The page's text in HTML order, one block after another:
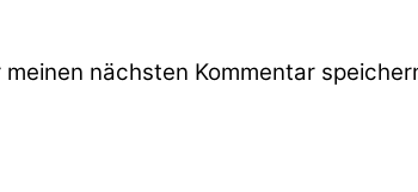
nächsten Kommentar